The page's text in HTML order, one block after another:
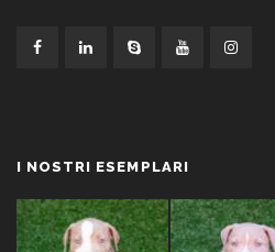
I NOSTRI ESEMPLARI